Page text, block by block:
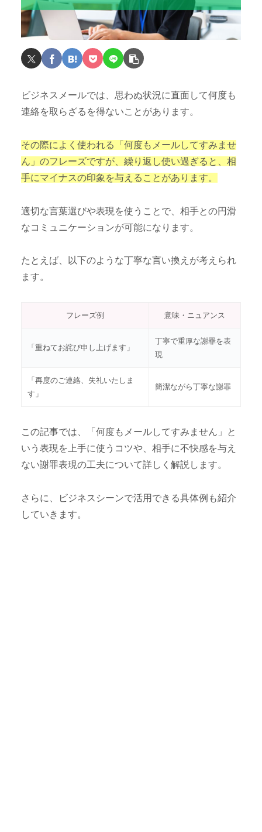
ビジネスメールでは、思わぬ状況に直面して何度も
連絡を取らざるを得ないことがあります。
その際によく使われる「何度もメールしてすみませ
ん」のフレーズですが、繰り返し使い過ぎると、相
手にマイナスの印象を与えることがあります。
適切な言葉選びや表現を使うことで、相手との円滑
なコミュニケーションが可能になります。
たとえば、以下のような丁寧な言い換えが考えられ
ます。
フレーズ例 意味・ニュアンス
「重ねてお詫び申し上げます」
丁寧で重厚な謝罪を表
現
「再度のご連絡、失礼いたしま
す」
簡潔ながら丁寧な謝罪
この記事では、「何度もメールしてすみません」と
いう表現を上手に使うコツや、相手に不快感を与え
ない謝罪表現の工夫について詳しく解説します。
さらに、ビジネスシーンで活用できる具体例も紹介
していきます。